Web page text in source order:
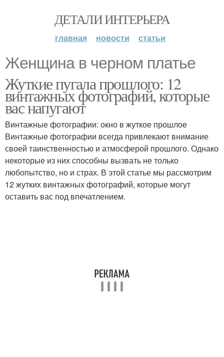
ДЕТАЛИ ИНТЕРЬЕРА
главная новости статьи
Женщина в черном платье
Жуткие пугала прошлого: 12
винтажных фотографий, которые
вас напугают
Винтажные фотографии: окно в жуткое прошлое
Винтажные фотографии всегда привлекают внимание
своей таинственностью и атмосферой прошлого. Однако
некоторые из них способны вызвать не только
любопытство, но и страх. В этой статье мы рассмотрим
12 жутких винтажных фотографий, которые могут
оставить вас под впечатлением.